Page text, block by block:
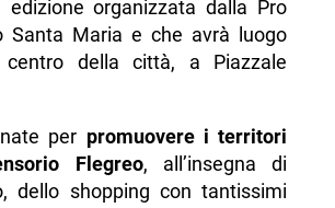
da Napolike.it
edizione organizzata dalla Pro
Santa Maria e che avrà luogo
della città, a Piazzale
per promuovere i territori
Flegreo, all’insegna di
dello shopping con tantissimi